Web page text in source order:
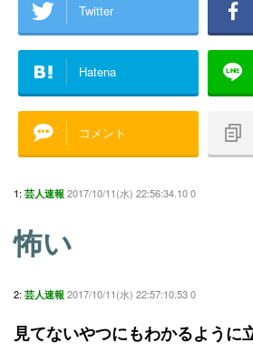
Twitter
Hatena
コメント
1: 芸人速報 2017/10/11(水) 22:56:34.10 0
怖い
2: 芸人速報 2017/10/11(水) 22:57:10.53 0
見てないやつにもわかるように